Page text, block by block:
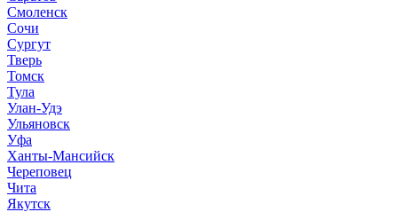
Смоленск
Сочи
Сургут
Тверь
Томск
Тула
Улан-Удэ
Ульяновск
Уфа
Ханты-Мансийск
Череповец
Чита
Якутск